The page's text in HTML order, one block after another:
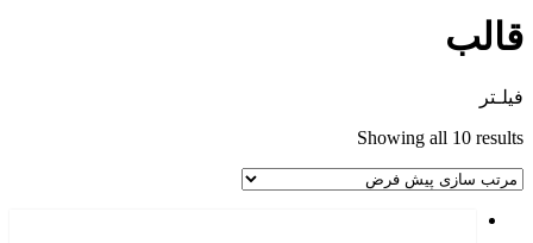
قالب
فیلـتر
Showing all 10 results